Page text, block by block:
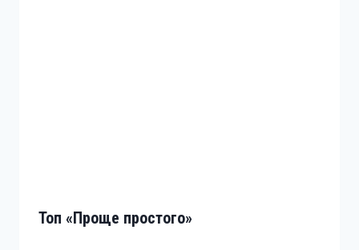
Топ «Проще простого»